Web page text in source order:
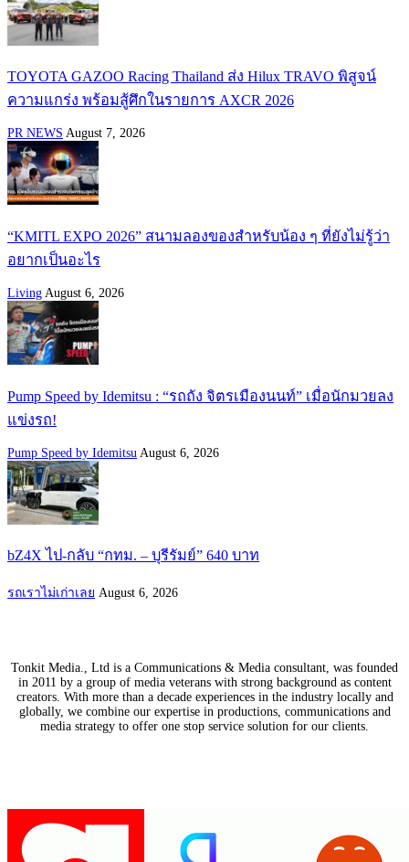
TOYOTA GAZOO Racing Thailand ส่ง Hilux TRAVO พิสูจน์
ความแกร่ง พร้อมสู้ศึกในรายการ AXCR 2026
PR NEWS August 7, 2026
“KMITL EXPO 2026” สนามลองของสำหรับน้อง ๆ ที่ยังไม่รู้ว่า
อยากเป็นอะไร
Living August 6, 2026
Pump Speed by Idemitsu : “รถถัง จิตรเมืองนนท์” เมื่อนักมวยลง
แข่งรถ!
Pump Speed by Idemitsu August 6, 2026
bZ4X ไป-กลับ “กทม. – บุรีรัมย์” 640 บาท
รถเราไม่เก่าเลย August 6, 2026
Tonkit Media., Ltd is a Communications & Media consultant, was founded
in 2011 by a group of media veterans with strong background as content
creators. With more than a decade experiences in the industry locally and
globally, we combine our expertise in productions, communications and
media strategy to offer one stop service solution for our clients.